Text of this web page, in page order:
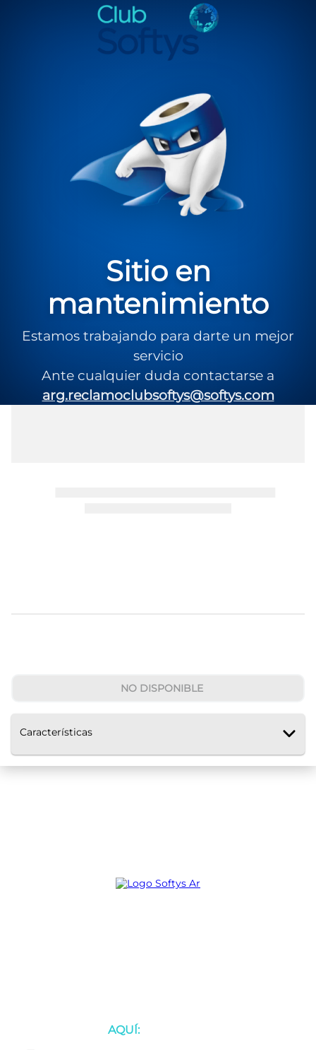
Sitio en
mantenimiento
Estamos trabajando para darte un mejor
servicio
Ante cualquier duda contactarse a
arg.reclamoclubsoftys@softys.com
Envíos dentro del AMBA en 96 hs hábiles - 100% seguro
al carrito para tener envío GRATIS!
90.000 para tuenvío sin costo
NO DISPONIBLE
Características
para reclamosAQUÍ: